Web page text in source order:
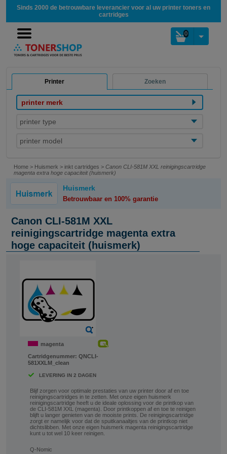
Sinds 2000 de betrouwbare leverancier voor al uw printer toners en
cartridges
0
Printer Zoeken
printer merk
printer type
printer model
Home > Huismerk > inkt cartridges > Canon CLI-581M XXL reinigingscartridge
magenta extra hoge capaciteit (huismerk)
Huismerk
Betrouwbaar en 100% garantie
Canon CLI-581M XXL
reinigingscartridge magenta extra
hoge capaciteit (huismerk)
magenta
Cartridgenummer: QNCLI-
581XXLM_clean
LEVERING IN 2 DAGEN
Blijf zorgen voor optimale prestaties van uw printer door af en toe
reinigingscartridges in te zetten. Met onze eigen huismerk
reinigingscartridge heeft u de ideale oplossing voor de printkop van
de CLI-581M XXL (magenta). Door printkoppen af en toe te reinigen
blijft u langer genieten van de mooiste prints. De reinigingscartridge
zorgt er namelijk voor dat de spuitkanaaltjes van de printkop niet
dichtslibben. Met onze eigen huismerk magenta reinigingscartridge
kunt u tot wel 10 keer reinigen.
Q-Nomic